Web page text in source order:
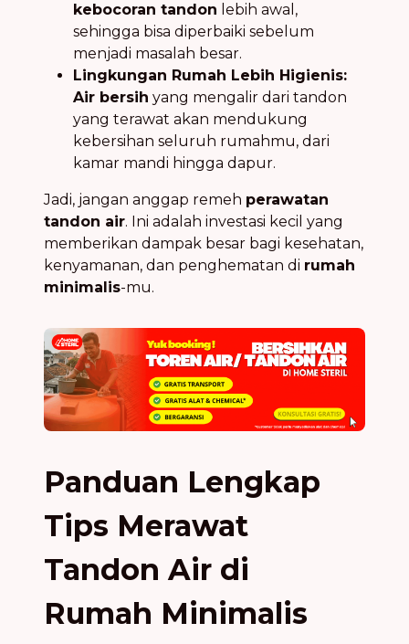
kebocoran tandon lebih awal,
sehingga bisa diperbaiki sebelum
menjadi masalah besar.
Lingkungan Rumah Lebih Higienis:
Air bersih yang mengalir dari tandon
yang terawat akan mendukung
kebersihan seluruh rumahmu, dari
kamar mandi hingga dapur.
Jadi, jangan anggap remeh perawatan
tandon air. Ini adalah investasi kecil yang
memberikan dampak besar bagi kesehatan,
kenyamanan, dan penghematan di rumah
minimalis-mu.
Panduan Lengkap
Tips Merawat
Tandon Air di
Rumah Minimalis